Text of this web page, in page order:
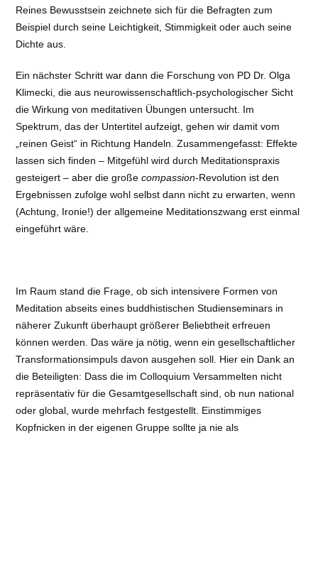
Reines Bewusstsein zeichnete sich für die Befragten zum
Beispiel durch seine Leichtigkeit, Stimmigkeit oder auch seine
Dichte aus.
Ein nächster Schritt war dann die Forschung von PD Dr. Olga
Klimecki, die aus neurowissenschaftlich-psychologischer Sicht
die Wirkung von meditativen Übungen untersucht. Im
Spektrum, das der Untertitel aufzeigt, gehen wir damit vom
„reinen Geist“ in Richtung Handeln. Zusammengefasst: Effekte
lassen sich finden – Mitgefühl wird durch Meditationspraxis
gesteigert – aber die großecompassion-Revolution ist den
Ergebnissen zufolge wohl selbst dann nicht zu erwarten, wenn
(Achtung, Ironie!) der allgemeine Meditationszwang erst einmal
eingeführt wäre.
Im Raum stand die Frage, ob sich intensivere Formen von
Meditation abseits eines buddhistischen Studienseminars in
näherer Zukunft überhaupt größerer Beliebtheit erfreuen
können werden. Das wäre ja nötig, wenn ein gesellschaftlicher
Transformationsimpuls davon ausgehen soll. Hier ein Dank an
die Beteiligten: Dass die im Colloquium Versammelten nicht
repräsentativ für die Gesamtgesellschaft sind, ob nun national
oder global, wurde mehrfach festgestellt. Einstimmiges
Kopfnicken in der eigenen Gruppe sollte ja nie als